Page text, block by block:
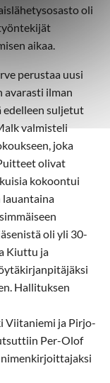
oli
aikaa.
perustaa uusi
ilman
edelleen suljetut
valmisteli
joka
olivat
kokoontui
lauantaina
oli yli 30-
Kiuttu ja
Hallituksen
Viitaniemi ja Pirjo-
Per-Olof
nimenkirjoittajaksi